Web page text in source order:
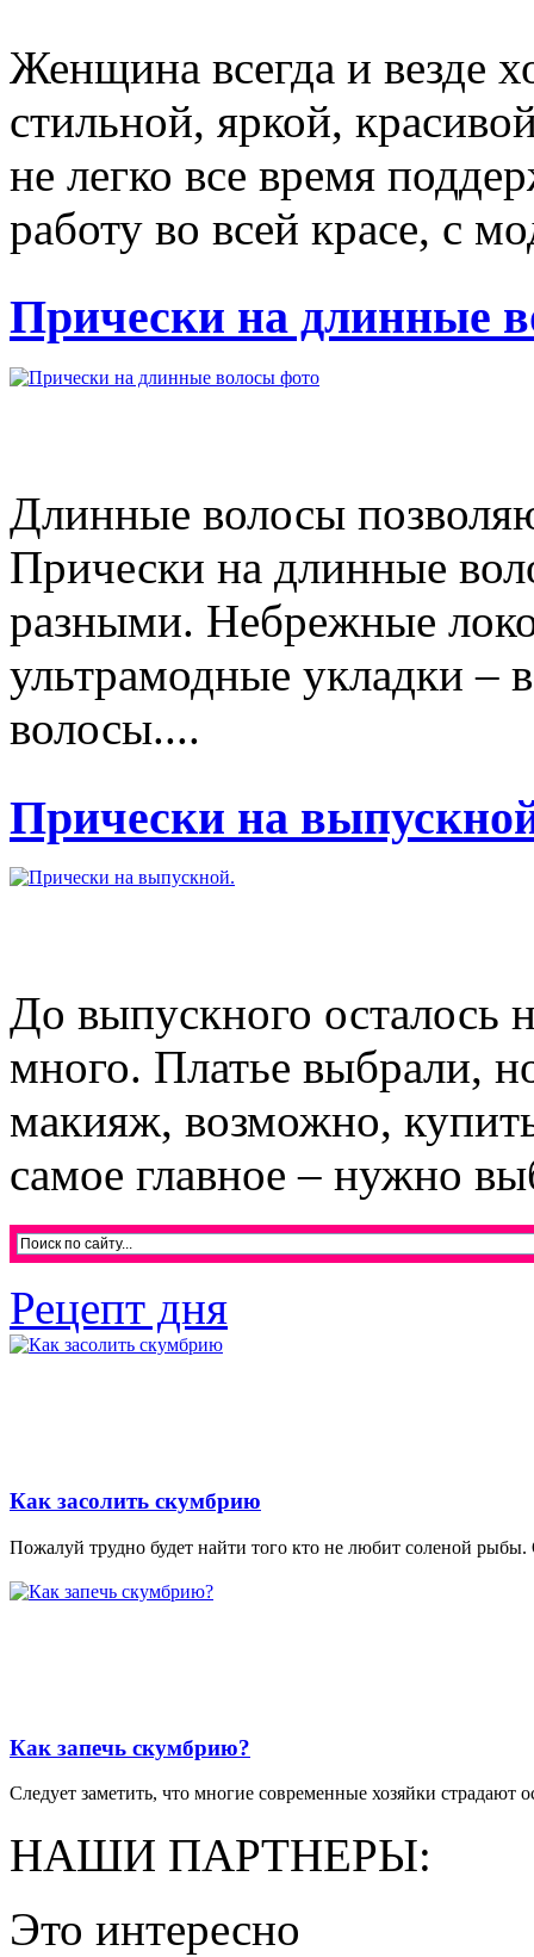
Женщина всегда и везде
стильной, яркой,
не легко все время
работу во всей красе, с
Прически на длинные
Длинные волосы
Прически на длинные
разными. Небрежные
ультрамодные укладки –
волосы....
Прически на
До выпускного осталось
много. Платье выбрали,
макияж, возможно,
самое главное – нужно
Рецепт дня
Как засолить скумбрию
Пожалуй трудно будет найти того кто не любит соленой
Как запечь скумбрию?
Следует заметить, что многие современные хозяйки страдают
НАШИ ПАРТНЕРЫ:
Это интересно